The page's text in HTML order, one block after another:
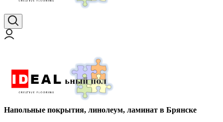
Напольные покрытия, линолеум, ламинат в Брянске